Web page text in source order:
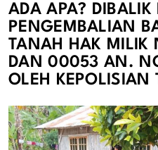
ADA APA? DIBALIK
PENGEMBALIAN
TANAH HAK
DAN 00053 AN.
OLEH KEPOLISIAN